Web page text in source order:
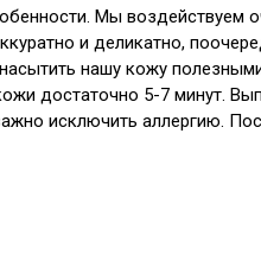
Мы воздействуем
и деликатно,
нашу кожу
достаточно 5-7 минут.
исключить аллергию.